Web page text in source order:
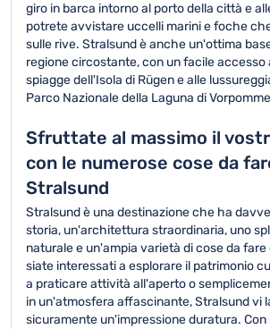
giro in barca intorno al porto della città e
potrete avvistare uccelli marini e foche
sulle rive. Stralsund è anche un'ottima
regione circostante, con un facile accesso
spiagge dell'Isola di Rügen e alle
Parco Nazionale della Laguna di
Sfruttate al massimo il
con le numerose cose da
Stralsund
Stralsund è una destinazione che ha
storia, un'architettura straordinaria, uno
naturale e un'ampia varietà di cose da fare
siate interessati a esplorare il patrimonio
a praticare attività all'aperto o
in un'atmosfera affascinante, Stralsund vi
sicuramente un'impressione duratura. Con